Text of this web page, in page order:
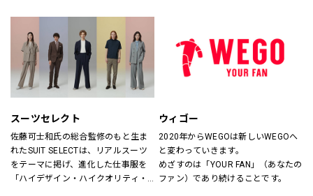
いたします。
スタッフにお気軽にお声かけくださ
い。
あなただけのオンリーワンをお手伝
いします。
スーツセレクト
佐藤可士和氏の総合監修のもと生ま
れたSUIT SELECTは、リアルスーツ
をテーマに掲げ、進化した仕事服を
「ハイデザイン・ハイクオリティ・
ウィゴー
2020年からWEGOは新しいWEGOへ
と変わっていきます。
めざすのは「YOUR FAN」（あなたの
ファン）であり続けることです。